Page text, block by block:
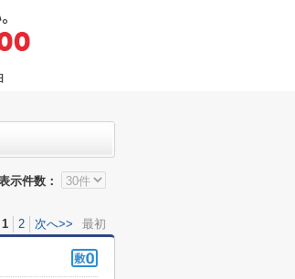
示件数：
1 2 次へ>> 最初